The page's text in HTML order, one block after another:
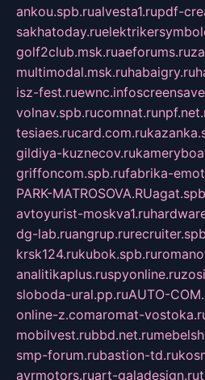
ankou.spb.rualvesta1.rupdf-
sakhatoday.ru
golf2club.msk.ruaeforums.ru
multimodal.msk.ruhabaigry.ru
isz-fest.ruewnc.info
volnav.spb.rucomnat.ru
tesiaes.rucard.com.ru
gildiya-kuznecov.ru
griffoncom.spb.rufabrika-
PARK-MATROSOVA.RU
avtoyurist-moskva1.ru
dg-lab.ruangrup.ru
krsk124.rukubok.spb.ru
analitikaplus.ruspyonline.ru
sloboda-ural.pp.ruAUTO-
online-z.comaromat-
mobilvest.rubbd.net.ru
smp-forum.rubastion-td.ru
avrmotors.ruart-galadesign.ru